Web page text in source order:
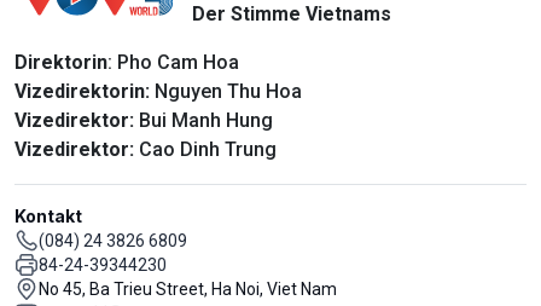
Der Stimme Vietnams
Direktorin: Pho Cam Hoa
Vizedirektorin: Nguyen Thu Hoa
Vizedirektor: Bui Manh Hung
Vizedirektor: Cao Dinh Trung
Kontakt
(084) 24 3826 6809
84-24-39344230
No 45, Ba Trieu Street, Ha Noi, Viet Nam